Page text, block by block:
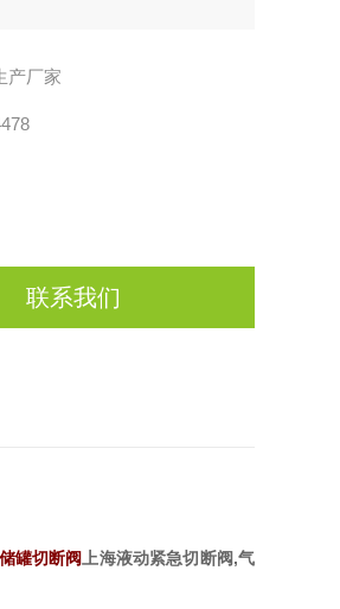
产厂家
联系我们
罐切断阀
上海液动紧急切断阀,气